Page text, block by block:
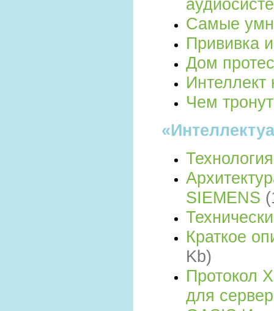
Самые
Прививка
Дом
Чем
SIEMENS
Краткое
Kb)
Протокол
для